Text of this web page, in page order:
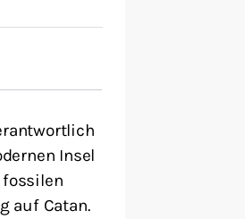
Insel
fossilen
auf Catan.